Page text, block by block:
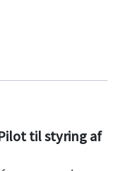
støt voksende
til styring af